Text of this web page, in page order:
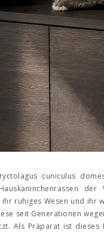
cuniculus
ruhiges Wesen und ihr
seit Generationen
Als Präparat ist